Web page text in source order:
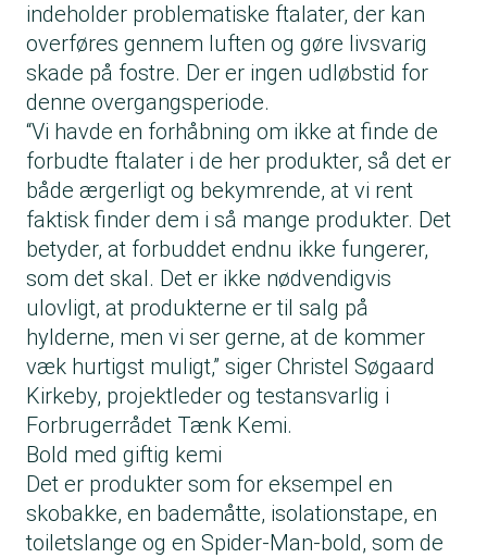
indeholder problematiske ftalater, der kan
overføres gennem luften og gøre livsvarig
skade på fostre. Der er ingen udløbstid for
denne overgangsperiode.
“Vi havde en forhåbning om ikke at finde de
forbudte ftalater i de her produkter, så det er
både ærgerligt og bekymrende, at vi rent
faktisk finder dem i så mange produkter. Det
betyder, at forbuddet endnu ikke fungerer,
som det skal. Det er ikke nødvendigvis
ulovligt, at produkterne er til salg på
hylderne, men vi ser gerne, at de kommer
væk hurtigst muligt,” siger Christel Søgaard
Kirkeby, projektleder og testansvarlig i
Forbrugerrådet Tænk Kemi.
Bold med giftig kemi
Det er produkter som for eksempel en
skobakke, en bademåtte, isolationstape, en
toiletslange og en Spider-Man-bold, som de